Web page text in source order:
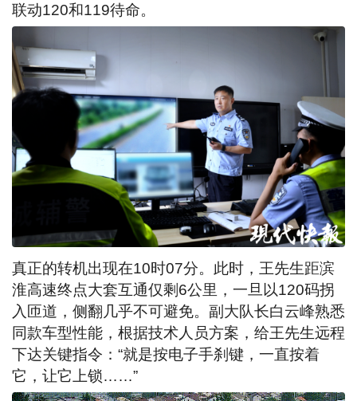
联动120和119待命。
真正的转机出现在10时07分。此时，王先生距滨
淮高速终点大套互通仅剩6公里，一旦以120码拐
入匝道，侧翻几乎不可避免。副大队长白云峰熟悉
同款车型性能，根据技术人员方案，给王先生远程
下达关键指令：“就是按电子手刹键，一直按着
它，让它上锁……”